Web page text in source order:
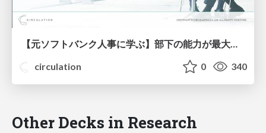
【元ソフトバンク人事に学ぶ】部下の能力が最大化する1on1とは？【人気ウェビナー資料を公開】
circulation
0 340
Other Decks in Research